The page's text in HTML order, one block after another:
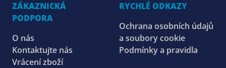
ZÁKAZNICKÁ
PODPORA
O nás
Kontaktujte nás
Vrácení zboží
RYCHLÉ ODKAZY
Ochrana osobních údajů
a soubory cookie
Podmínky a pravidla